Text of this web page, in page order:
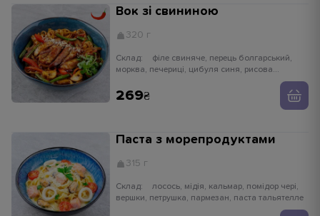
Вок зі свининою
320 г
Склад:
морква, печериці, цибуля синя, рисова
269
Паста з морепродуктами
315 г
Склад:
вершки, петрушка, пармезан, паста тальятелле